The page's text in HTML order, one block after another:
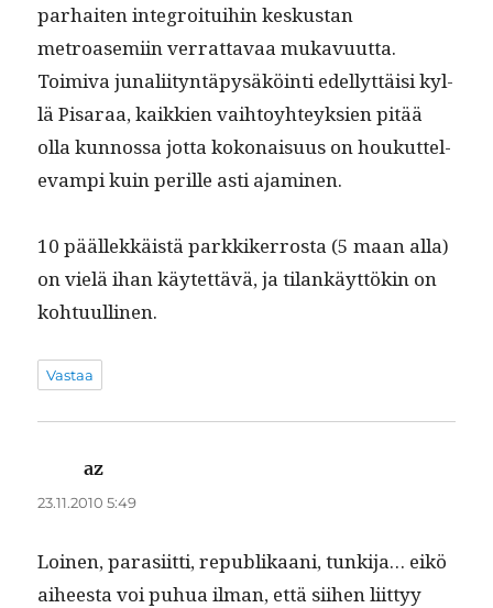
parhait­en inte­groi­tu­i­hin keskus­tan
metroasemi­in ver­rat­tavaa mukavu­ut­ta.
Toimi­va junali­ityn­täpysäköin­ti edel­lyt­täisi kyl­
lä Pis­araa, kaikkien vai­h­toy­hteyk­sien pitää
olla kun­nos­sa jot­ta kokon­aisu­us on houkut­tel­
e­vampi kuin per­ille asti ajaminen.
10 päällekkäistä parkkik­er­rosta (5 maan alla)
on vielä ihan käytet­tävä, ja tilankäyt­tökin on
kohtuullinen.
Vastaa
az
23.11.2010 5:49
Loinen, parasi­it­ti, repub­likaani, tunki­ja… eikö
aiheesta voi puhua ilman, että siihen liit­tyy